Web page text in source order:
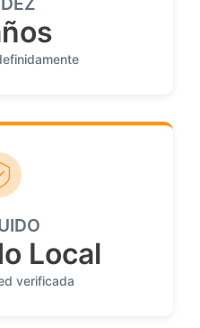
Local
verificada